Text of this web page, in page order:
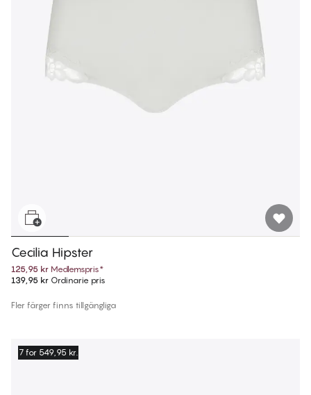
Cecilia Hipster
125,95 kr Medlemspris*
139,95 kr Ordinarie pris
Fler färger finns tillgängliga
7 for 549,95 kr.